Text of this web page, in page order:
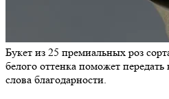
Букет из 25 премиальных роз
белого оттенка поможет
слова благодарности.